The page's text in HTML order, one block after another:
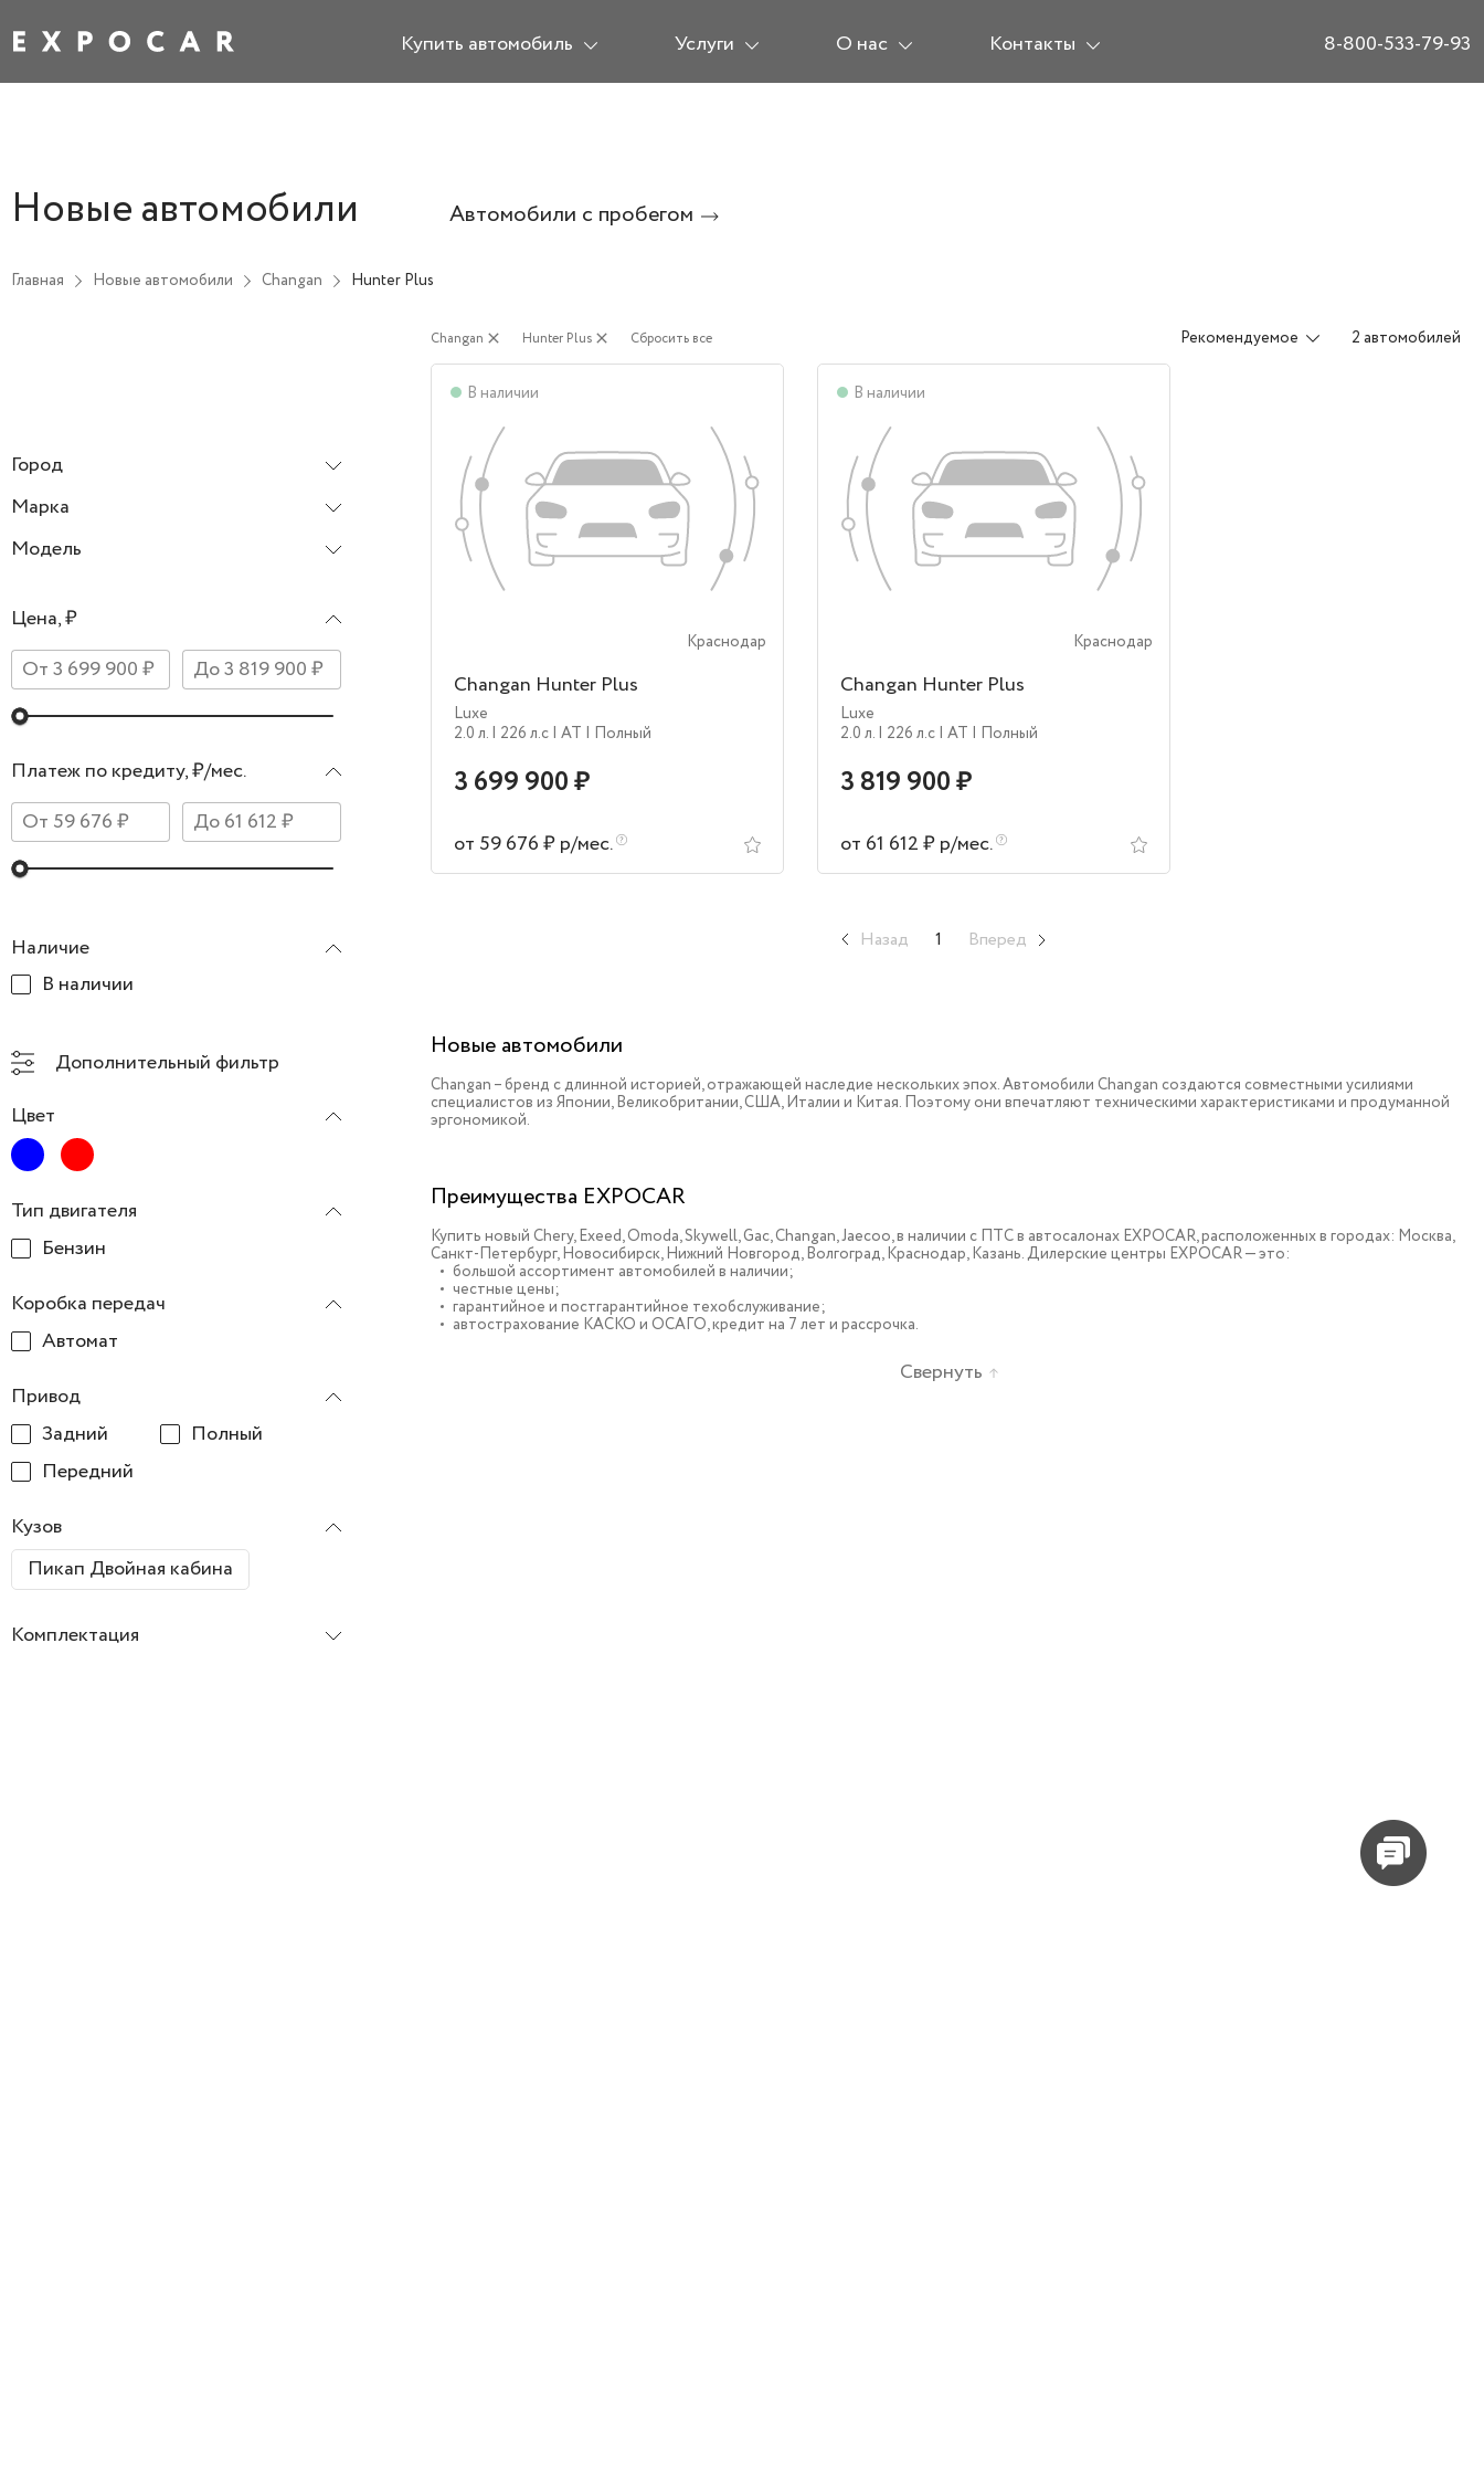
Купить автомобиль Услуги О нас Контакты 8-800-533-79-93
Новые автомобили Автомобили с пробегом
Главная Новые автомобили Changan Hunter Plus
Город
Марка
Модель
Цена, ₽
Платеж по кредиту, ₽/мес.
Наличие
В наличии
Дополнительный фильтр
Цвет
Тип двигателя
Бензин
Коробка передач
Автомат
Привод
Задний
Полный
Передний
Кузов
Пикап Двойная кабина
Комплектация
Changan close Hunter Plus close Сбросить все Рекомендуемое 2 автомобилей
В наличии
Краснодар
Changan Hunter Plus
Luxe
2.0 л. | 226 л.c | AT | Полный
3 699 900 ₽
от 59 676 ₽ р/мес.
В наличии
Краснодар
Changan Hunter Plus
Luxe
2.0 л. | 226 л.c | AT | Полный
3 819 900 ₽
от 61 612 ₽ р/мес.
Назад 1 Вперед
Новые автомобили
Changan – бренд с длинной историей, отражающей наследие нескольких эпох. Автомобили Changan создаются совместными усилиями
специалистов из Японии, Великобритании, США, Италии и Китая. Поэтому они впечатляют техническими характеристиками и продуманной
эргономикой.
Преимущества EXPOCAR
Купить новый Chery, Exeed, Omoda, Skywell, Gac, Changan, Jaecoo, в наличии c ПТС в автосалонах EXPOCAR, расположенных в городах: Москва,
Санкт-Петербург, Новосибирск, Нижний Новгород, Волгоград, Краснодар, Казань. Дилерские центры EXPOCAR — это:
большой ассортимент автомобилей в наличии;
честные цены;
гарантийное и постгарантийное техобслуживание;
автострахование КАСКО и ОСАГО, кредит на 7 лет и рассрочка.
Свернуть